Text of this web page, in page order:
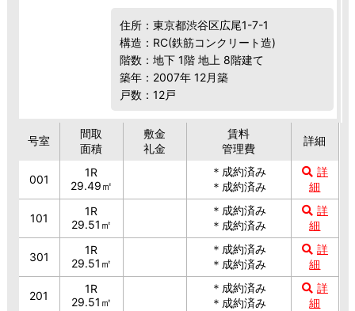
住所：東京都渋谷区広尾1-7-1
構造：RC(鉄筋コンクリート造)
階数：地下 1階 地上 8階建て
築年：2007年 12月築
戸数：12戸
号室
間取
面積
敷金
礼金
賃料
管理費
詳細
001
1R
29.49㎡
＊成約済み
＊成約済み
詳
細
101
1R
29.51㎡
＊成約済み
＊成約済み
詳
細
301
1R
29.51㎡
＊成約済み
＊成約済み
詳
細
201
1R
29.51㎡
＊成約済み
＊成約済み
詳
細